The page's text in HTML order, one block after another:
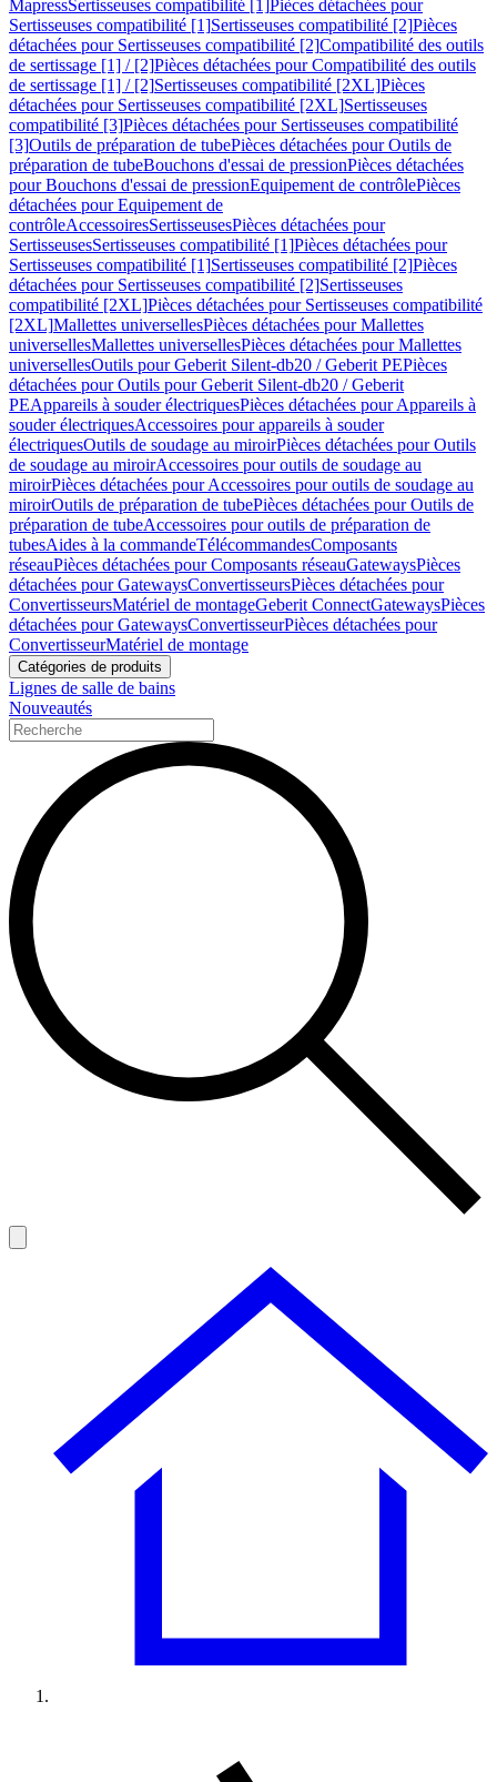
MapressSertisseuses compatibilité [1]Pièces détachées pour
Sertisseuses compatibilité [1]Sertisseuses compatibilité [2]Pièces
détachées pour Sertisseuses compatibilité [2]Compatibilité des outils
de sertissage [1] / [2]Pièces détachées pour Compatibilité des outils
de sertissage [1] / [2]Sertisseuses compatibilité [2XL]Pièces
détachées pour Sertisseuses compatibilité [2XL]Sertisseuses
compatibilité [3]Pièces détachées pour Sertisseuses compatibilité
[3]Outils de préparation de tubePièces détachées pour Outils de
préparation de tubeBouchons d'essai de pressionPièces détachées
pour Bouchons d'essai de pressionEquipement de contrôlePièces
détachées pour Equipement de
contrôleAccessoiresSertisseusesPièces détachées pour
SertisseusesSertisseuses compatibilité [1]Pièces détachées pour
Sertisseuses compatibilité [1]Sertisseuses compatibilité [2]Pièces
détachées pour Sertisseuses compatibilité [2]Sertisseuses
compatibilité [2XL]Pièces détachées pour Sertisseuses compatibilité
[2XL]Mallettes universellesPièces détachées pour Mallettes
universellesMallettes universellesPièces détachées pour Mallettes
universellesOutils pour Geberit Silent-db20 / Geberit PEPièces
détachées pour Outils pour Geberit Silent-db20 / Geberit
PEAppareils à souder électriquesPièces détachées pour Appareils à
souder électriquesAccessoires pour appareils à souder
électriquesOutils de soudage au miroirPièces détachées pour Outils
de soudage au miroirAccessoires pour outils de soudage au
miroirPièces détachées pour Accessoires pour outils de soudage au
miroirOutils de préparation de tubePièces détachées pour Outils de
préparation de tubeAccessoires pour outils de préparation de
tubesAides à la commandeTélécommandesComposants
réseauPièces détachées pour Composants réseauGatewaysPièces
détachées pour GatewaysConvertisseursPièces détachées pour
ConvertisseursMatériel de montageGeberit ConnectGatewaysPièces
détachées pour GatewaysConvertisseurPièces détachées pour
ConvertisseurMatériel de montage
Catégories de produits
Lignes de salle de bains
Nouveautés